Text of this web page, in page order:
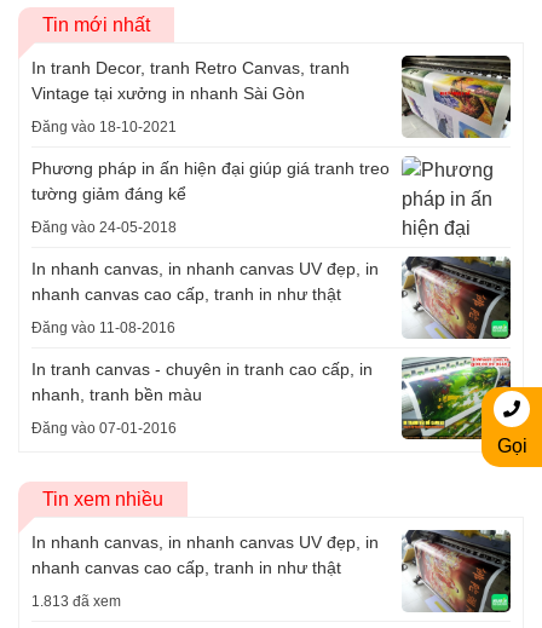
Tin mới nhất
In tranh Decor, tranh Retro Canvas, tranh
Vintage tại xưởng in nhanh Sài Gòn
Đăng vào 18-10-2021
Phương pháp in ấn hiện đại giúp giá tranh treo
tường giảm đáng kể
Đăng vào 24-05-2018
In nhanh canvas, in nhanh canvas UV đẹp, in
nhanh canvas cao cấp, tranh in như thật
Đăng vào 11-08-2016
In tranh canvas - chuyên in tranh cao cấp, in
nhanh, tranh bền màu
Đăng vào 07-01-2016
Tin xem nhiều
In nhanh canvas, in nhanh canvas UV đẹp, in
nhanh canvas cao cấp, tranh in như thật
1.813 đã xem
Gọi